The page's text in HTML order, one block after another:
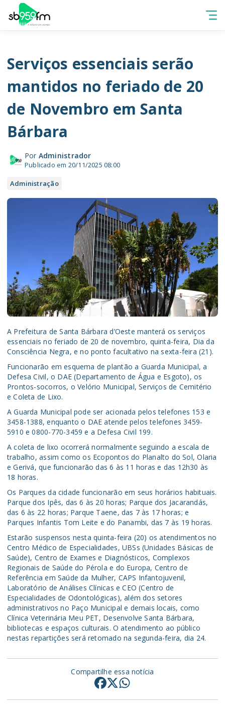
Serviços essenciais serão
mantidos no feriado de 20
de Novembro em Santa
Bárbara
Por Administrador
Publicado em 20/11/2025 08:00
Administração
A Prefeitura de Santa Bárbara d’Oeste manterá os serviços
essenciais no feriado de 20 de novembro, quinta-feira, Dia da
Consciência Negra, e no ponto facultativo na sexta-feira (21).
Funcionarão em esquema de plantão a Guarda Municipal, a
Defesa Civil, o DAE (Departamento de Água e Esgoto), os
Prontos-socorros, o Velório Municipal, Serviços de Cemitério
e Coleta de Lixo.
A Guarda Municipal pode ser acionada pelos telefones 153 e
3458-1388, enquanto o DAE atende pelos telefones 3459-
5910 e 0800-770-3459 e a Defesa Civil 199.
A coleta de lixo ocorrerá normalmente seguindo a escala de
trabalho, assim como os Ecopontos do Planalto do Sol, Olaria
e Gerivá, que funcionarão das 6 às 11 horas e das 12h30 às
18 horas.
Os Parques da cidade funcionarão em seus horários habituais.
Parque dos Ipês, das 6 às 20 horas; Parque dos Jacarandás,
das 6 às 22 horas; Parque Taene, das 7 às 17 horas; e
Parques Infantis Tom Leite e do Panambi, das 7 às 19 horas.
Estarão suspensos nesta quinta-feira (20) os atendimentos no
Centro Médico de Especialidades, UBSs (Unidades Básicas de
Saúde), Centro de Exames e Diagnósticos, Complexos
Regionais de Saúde do Pérola e do Europa, Centro de
Referência em Saúde da Mulher, CAPS Infantojuvenil,
Laboratório de Análises Clínicas e CEO (Centro de
Especialidades de Odontológicas), além dos setores
administrativos no Paço Municipal e demais locais, como
Clínica Veterinária Meu PET, Desenvolve Santa Bárbara,
bibliotecas e espaços culturais. O atendimento ao público
nestas repartições será retomado na segunda-feira, dia 24.
Compartilhe essa notícia